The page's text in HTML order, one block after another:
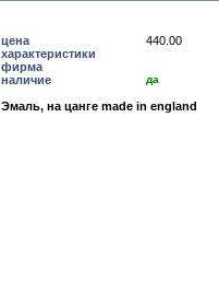
цена
440.00
характеристики
фирма
наличие
да
Эмаль, на цанге made in england